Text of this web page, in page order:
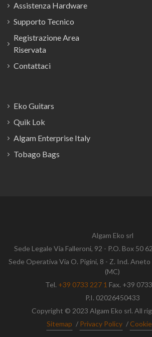
Assistenza Hardware
Supporto Tecnico
Registrazione Area
Riservata
Contattaci
Eko Guitars
Quik Lok
Algam Enterprise Italy
Tobago Bags
Algam Eko srl
Sede Legale Via Falleroni, 92 - P.O. Box 50
Sede Operativa Via O. Pigini, 8 - Z. Ind.
(MC)
Tel. +39 0733 227 1 Fax. +39
P.I. 02026450433
Copyright © 2023 Algam Eko srl. All
Sitemap / Privacy Policy /